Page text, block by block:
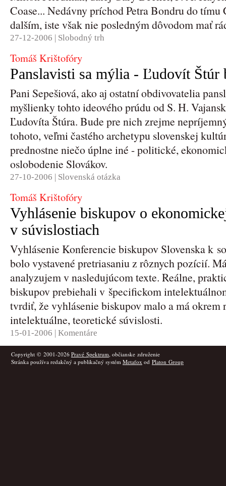
Coase... Nedávny príchod Petra Bondru do
dalším, iste však nie posledným dôvodom mať
27-12-2006 | Slobodný trh
Tomáš Krištofóry
Panslavisti sa mýlia - Ľudovít
Pani Sepešiová, ako aj ostatní obdivovatelia
myšlienky tohto ideového prúdu od S. H.
Ľudovíta Štúra. Bude pre nich zrejme
tohoto, veľmi častého archetypu slovenskej
prednostne niečo úplne iné - politické,
oslobodenie Slovákov.
27-10-2006 | Slovenská otázka
Tomáš Krištofóry
Vyhlásenie biskupov o
v súvislostiach
Vyhlásenie Konferencie biskupov Slovenska k
bolo vystavené pretriasaniu z rôznych pozícií.
analyzujem v nasledujúcom texte. Reálne,
biskupov prebiehali v špecifickom
tvrdiť, že vyhlásenie biskupov malo a má okrem
intelektuálne, teoretické súvislosti.
15-01-2006 | Komentáre
Copyright © 2001-2026 Pravé Spektrum, občianske združenie
Stránka používa redakčný a publikačný systém Metafox od Platon Group